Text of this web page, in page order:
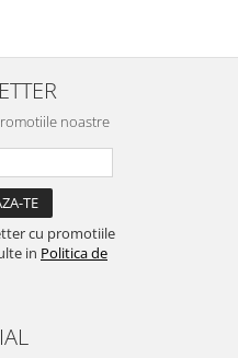
noastre
cu promotiile
in Politica de